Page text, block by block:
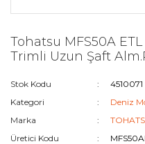
Tohatsu MFS50A
Trimli Uzun Şaft
Stok Kodu
4510071
Kategori
Deniz
Marka
Üretici Kodu